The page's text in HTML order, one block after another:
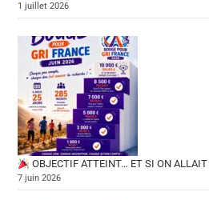
1 juillet 2026
OBJECTIF ATTEINT… ET SI ON ALLAIT
7 juin 2026